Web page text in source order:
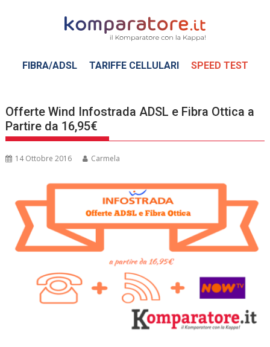
FIBRA/ADSL TARIFFE CELLULARI SPEED TEST
Offerte Wind Infostrada ADSL e Fibra Ottica a
Partire da 16,95€
14 Ottobre 2016 Carmela